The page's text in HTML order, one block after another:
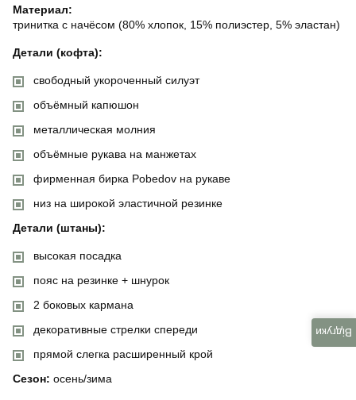
Материал:
тринитка с начёсом (80% хлопок, 15% полиэстер, 5% эластан)
Детали (кофта):
свободный укороченный силуэт
объёмный капюшон
металлическая молния
объёмные рукава на манжетах
фирменная бирка Pobedov на рукаве
низ на широкой эластичной резинке
Детали (штаны):
высокая посадка
пояс на резинке + шнурок
2 боковых кармана
декоративные стрелки спереди
прямой слегка расширенный крой
Сезон: осень/зима
Відгуки